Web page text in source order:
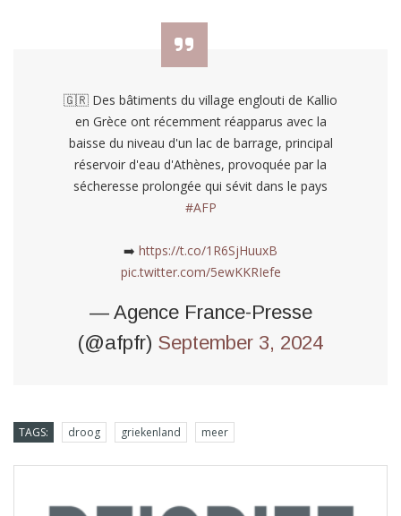
🇬🇷 Des bâtiments du village englouti de Kallio
en Grèce ont récemment réapparus avec la
baisse du niveau d'un lac de barrage, principal
réservoir d'eau d'Athènes, provoquée par la
sécheresse prolongée qui sévit dans le pays
#AFP
➡️ https://t.co/1R6SjHuuxB
pic.twitter.com/5ewKKRIefe
— Agence France-Presse
(@afpfr) September 3, 2024
TAGS: droog griekenland meer